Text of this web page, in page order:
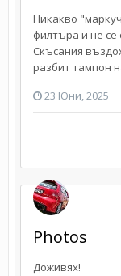
Никакво
филтъра и не се
Скъсания
разбит тампон
23 Юни, 2025
Photos
Доживях!